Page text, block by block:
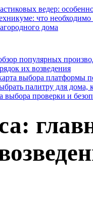
ведер:
что необходимо
дома
популярных
их возведения
выбора платформы
палитру для дома,
выбора проверки и